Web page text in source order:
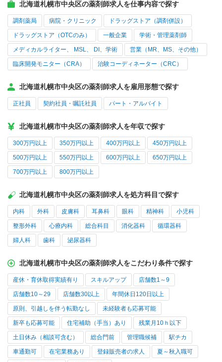
北海道札幌市中央区の薬剤師求人を仕事内容で探す
調剤薬局 病院・クリニック ドラッグストア（調剤併設）
ドラッグストア（OTCのみ） 一般企業 学術・管理薬剤師
メディカルライター、 MSL、 DI、学術 営業（MR、MS、その他）
臨床開発モニター（CRA） 治験コーディネーター（CRC）
北海道札幌市中央区の薬剤師求人を雇用形態で探す
正社員 契約社員・嘱託社員 パート・アルバイト
北海道札幌市中央区の薬剤師求人を年収で探す
300万円以上 350万円以上 400万円以上 450万円以上
500万円以上 550万円以上 600万円以上 650万円以上
700万円以上 800万円以上
北海道札幌市中央区の薬剤師求人を処方科目で探す
内科 外科 皮膚科 耳鼻科 眼科 精神科 小児科
整形外科 心療内科 総合科目 消化器科 循環器科
婦人科 歯科 泌尿器科
北海道札幌市中央区の薬剤師求人をこだわり条件で探す
産休・育休取得実績有り スキルアップ 店舗数1～9
店舗数10～29 店舗数30以上 年間休日120日以上
原則、引越しを伴う転勤なし 未経験者も応募可能
新卒も応募可能 住宅補助（手当）あり 残業月10ｈ以下
土日休み（相談可含む） 総合門前 管理職候補 駅チカ
車通勤可 在宅業務あり 登録販売者の求人 夏～秋入職可